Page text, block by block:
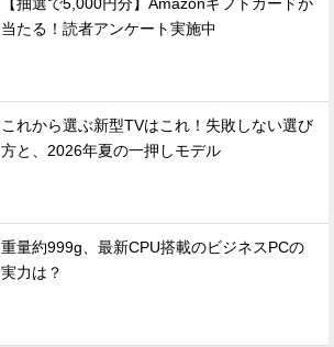
【抽選で5,000円分】Amazonギフトカードが
当たる！読者アンケート実施中
これから選ぶ新型TVはこれ！失敗しない選び
方と、2026年夏の一押しモデル
重量約999g、最新CPU搭載のビジネスPCの
実力は？